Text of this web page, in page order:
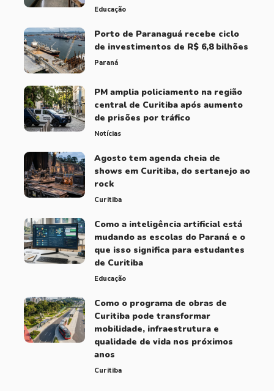
Educação
Porto de Paranaguá recebe ciclo
de investimentos de R$ 6,8 bilhões
Paraná
PM amplia policiamento na região
central de Curitiba após aumento
de prisões por tráfico
Notícias
Agosto tem agenda cheia de
shows em Curitiba, do sertanejo ao
rock
Curitiba
Como a inteligência artificial está
mudando as escolas do Paraná e o
que isso significa para estudantes
de Curitiba
Educação
Como o programa de obras de
Curitiba pode transformar
mobilidade, infraestrutura e
qualidade de vida nos próximos
anos
Curitiba